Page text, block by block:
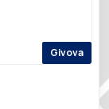
Givova